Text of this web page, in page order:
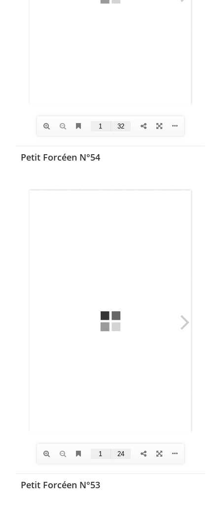
Petit Forcéen N°54
Petit Forcéen N°53